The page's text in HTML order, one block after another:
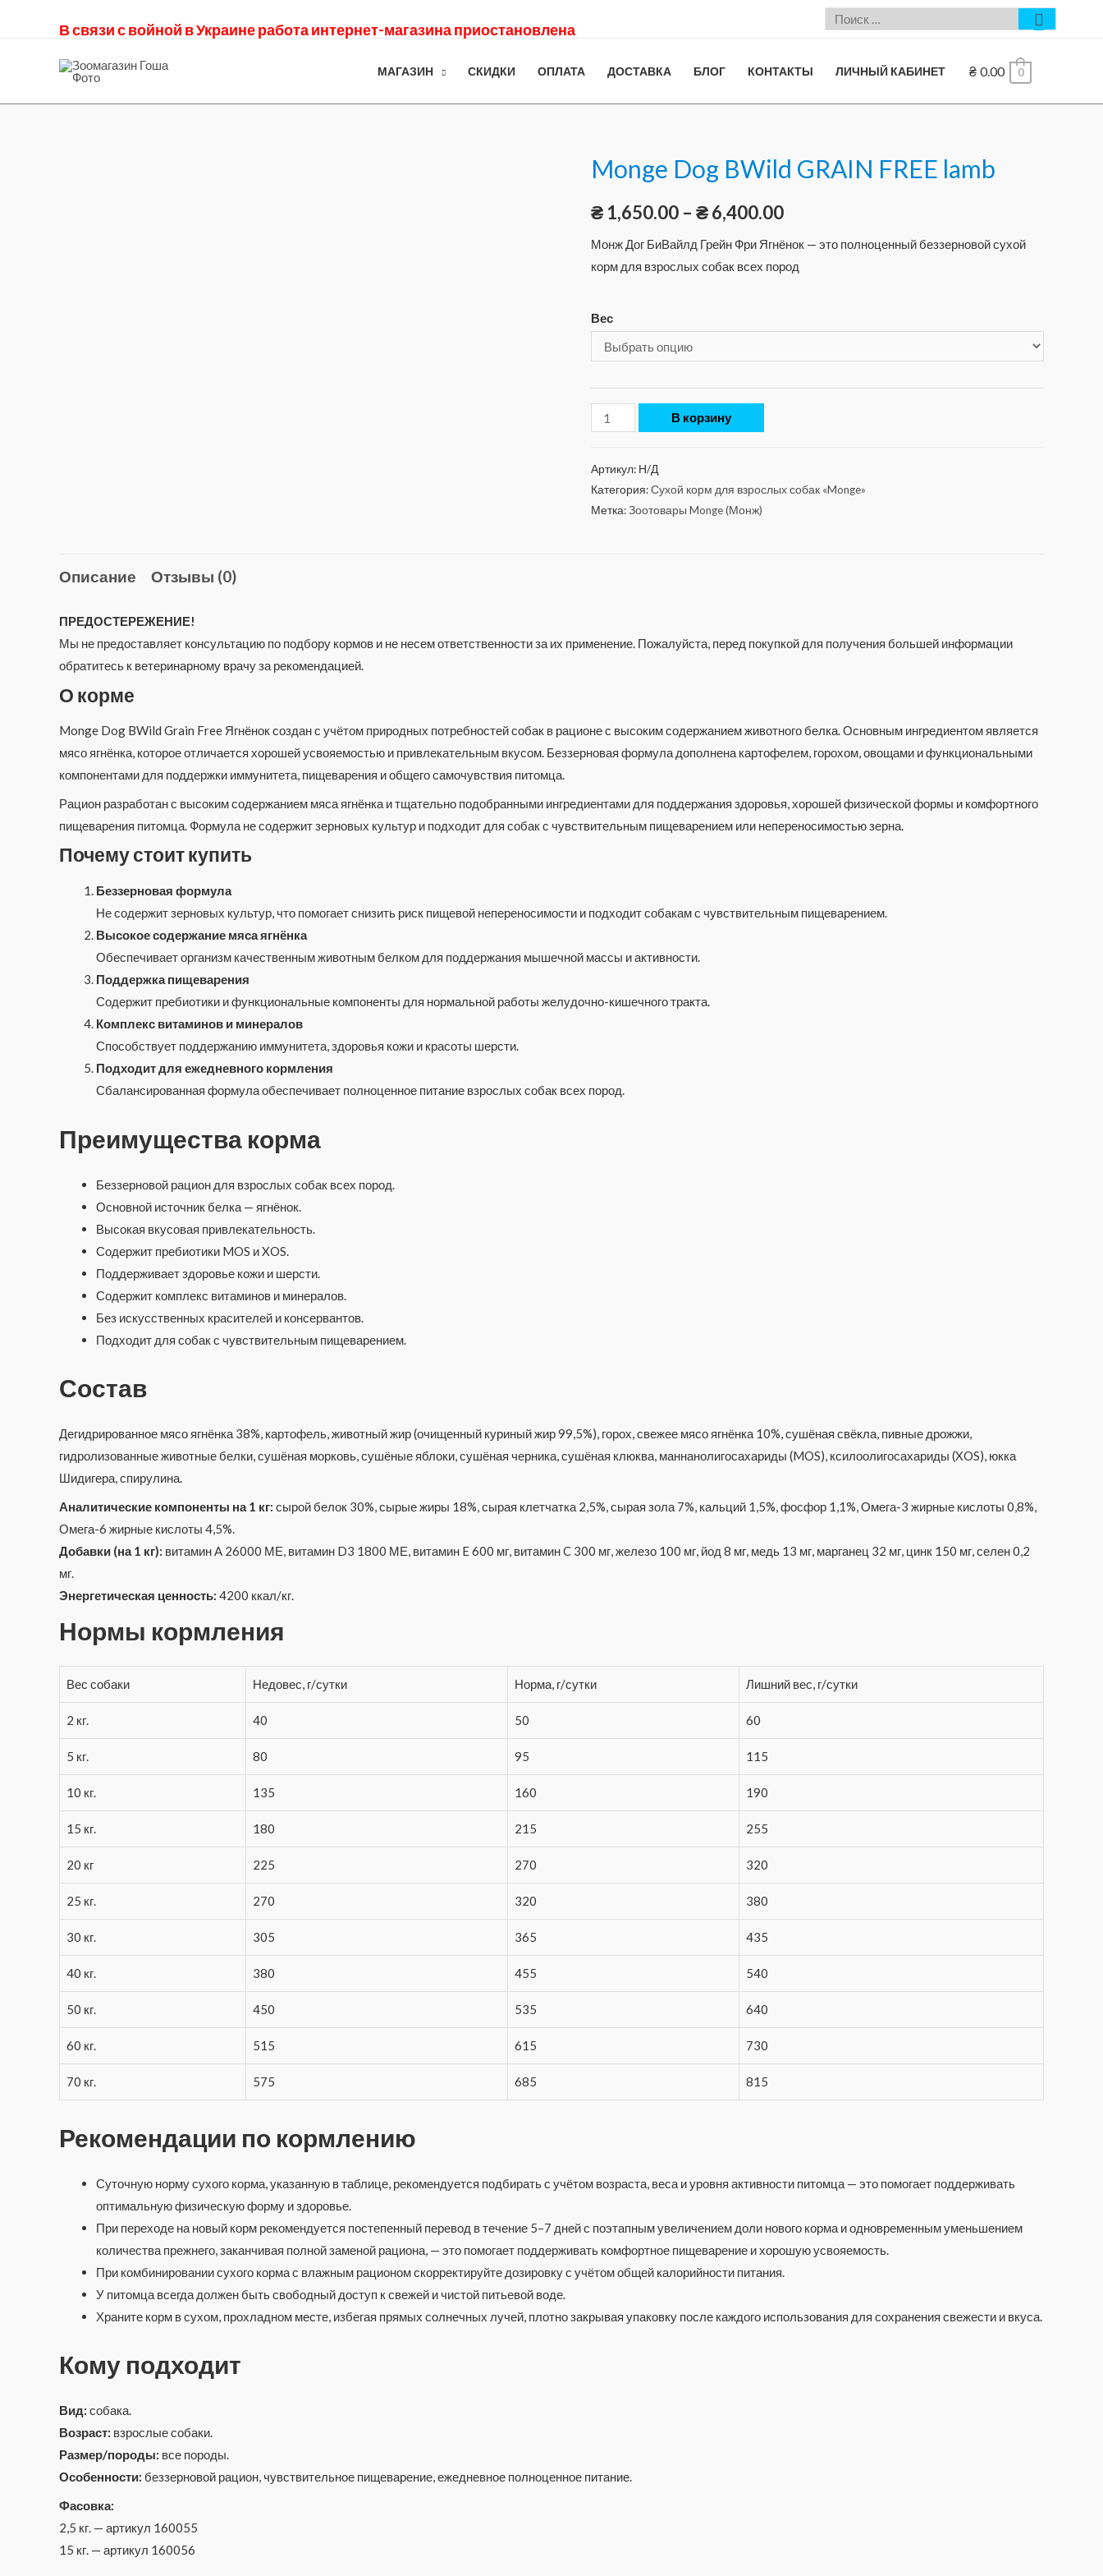
В связи с войной в Украине работа интернет-магазина приостановлена
МАГАЗИН СКИДКИ ОПЛАТА ДОСТАВКА БЛОГ КОНТАКТЫ ЛИЧНЫЙ КАБИНЕТ ₴ 0.00 0
Monge Dog BWild GRAIN FREE lamb
₴ 1,650.00 – ₴6,400.00
Монж Дог БиВайлд Грейн Фри Ягнёнок — это полноценный беззерновой сухой
корм для взрослых собак всех пород
Вес
В корзину
Артикул: Н/Д
Категория:Сухой корм для взрослых собак «Monge»
Метка:Зоотовары Monge (Монж)
Описание Отзывы (0)
ПРЕДОСТЕРЕЖЕНИЕ!
Мы не предоставляет консультацию по подбору кормов и не несем ответственности за их применение. Пожалуйста, перед покупкой для получения большей информации
обратитесь к ветеринарному врачу за рекомендацией.
О корме
Monge Dog BWild Grain Free Ягнёнок создан с учётом природных потребностей собак в рационе с высоким содержанием животного белка. Основным ингредиентом является
мясо ягнёнка, которое отличается хорошей усвояемостью и привлекательным вкусом. Беззерновая формула дополнена картофелем, горохом, овощами и функциональными
компонентами для поддержки иммунитета, пищеварения и общего самочувствия питомца.
Рацион разработан с высоким содержанием мяса ягнёнка и тщательно подобранными ингредиентами для поддержания здоровья, хорошей физической формы и комфортного
пищеварения питомца. Формула не содержит зерновых культур и подходит для собак с чувствительным пищеварением или непереносимостью зерна.
Почему стоит купить
Беззерновая формула
Не содержит зерновых культур, что помогает снизить риск пищевой непереносимости и подходит собакам с чувствительным пищеварением.
Высокое содержание мяса ягнёнка
Обеспечивает организм качественным животным белком для поддержания мышечной массы и активности.
Поддержка пищеварения
Содержит пребиотики и функциональные компоненты для нормальной работы желудочно-кишечного тракта.
Комплекс витаминов и минералов
Способствует поддержанию иммунитета, здоровья кожи и красоты шерсти.
Подходит для ежедневного кормления
Сбалансированная формула обеспечивает полноценное питание взрослых собак всех пород.
Преимущества корма
Беззерновой рацион для взрослых собак всех пород.
Основной источник белка — ягнёнок.
Высокая вкусовая привлекательность.
Содержит пребиотики MOS и XOS.
Поддерживает здоровье кожи и шерсти.
Содержит комплекс витаминов и минералов.
Без искусственных красителей и консервантов.
Подходит для собак с чувствительным пищеварением.
Состав
Дегидрированное мясо ягнёнка 38%, картофель, животный жир (очищенный куриный жир 99,5%), горох, свежее мясо ягнёнка 10%, сушёная свёкла, пивные дрожжи,
гидролизованные животные белки, сушёная морковь, сушёные яблоки, сушёная черника, сушёная клюква, маннанолигосахариды (MOS), ксилоолигосахариды (XOS), юкка
Шидигера, спирулина.
Аналитические компоненты на 1 кг: сырой белок 30%, сырые жиры 18%, сырая клетчатка 2,5%, сырая зола 7%, кальций 1,5%, фосфор 1,1%, Омега-3 жирные кислоты 0,8%,
Омега-6 жирные кислоты 4,5%.
Добавки (на 1 кг): витамин A 26000 МЕ, витамин D3 1800 МЕ, витамин E 600 мг, витамин C 300 мг, железо 100 мг, йод 8 мг, медь 13 мг, марганец 32 мг, цинк 150 мг, селен 0,2
мг.
Энергетическая ценность: 4200 ккал/кг.
Нормы кормления
Вес собаки Недовес, г/сутки Норма, г/сутки Лишний вес, г/сутки
2 кг. 40 50 60
5 кг. 80 95 115
10 кг. 135 160 190
15 кг. 180 215 255
20 кг 225 270 320
25 кг. 270 320 380
30 кг. 305 365 435
40 кг. 380 455 540
50 кг. 450 535 640
60 кг. 515 615 730
70 кг. 575 685 815
Рекомендации по кормлению
Суточную норму сухого корма, указанную в таблице, рекомендуется подбирать с учётом возраста, веса и уровня активности питомца — это помогает поддерживать
оптимальную физическую форму и здоровье.
При переходе на новый корм рекомендуется постепенный перевод в течение 5–7 дней с поэтапным увеличением доли нового корма и одновременным уменьшением
количества прежнего, заканчивая полной заменой рациона, — это помогает поддерживать комфортное пищеварение и хорошую усвояемость.
При комбинировании сухого корма с влажным рационом скорректируйте дозировку с учётом общей калорийности питания.
У питомца всегда должен быть свободный доступ к свежей и чистой питьевой воде.
Храните корм в сухом, прохладном месте, избегая прямых солнечных лучей, плотно закрывая упаковку после каждого использования для сохранения свежести и вкуса.
Кому подходит
Вид: собака.
Возраст: взрослые собаки.
Размер/породы: все породы.
Особенности: беззерновой рацион, чувствительное пищеварение, ежедневное полноценное питание.
Фасовка:
2,5 кг. — артикул 160055
15 кг. — артикул 160056